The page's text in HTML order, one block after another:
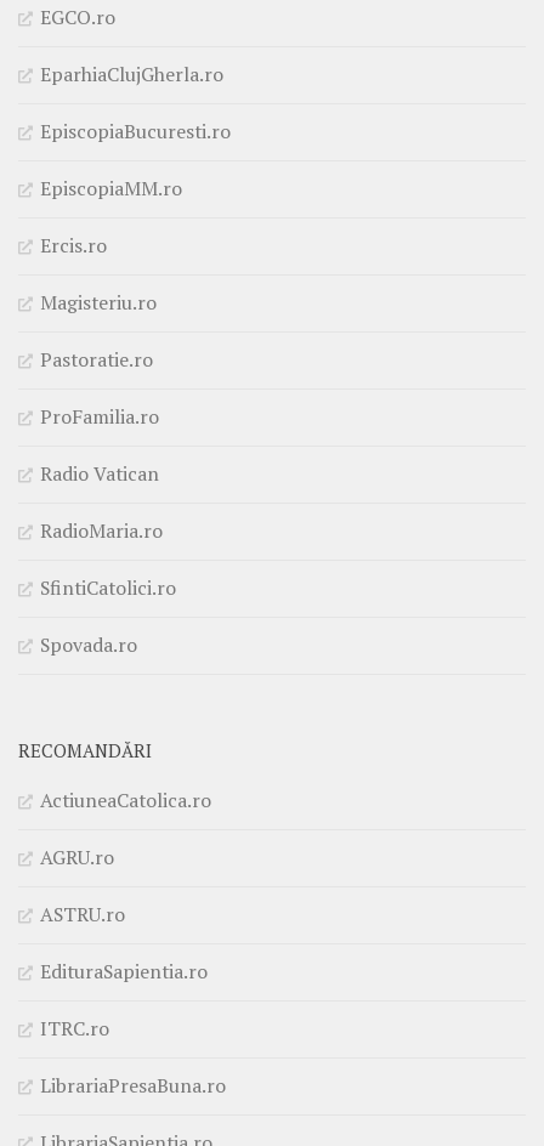
EGCO.ro
EparhiaClujGherla.ro
EpiscopiaBucuresti.ro
EpiscopiaMM.ro
Ercis.ro
Magisteriu.ro
Pastoratie.ro
ProFamilia.ro
Radio Vatican
RadioMaria.ro
SfintiCatolici.ro
Spovada.ro
RECOMANDĂRI
ActiuneaCatolica.ro
AGRU.ro
ASTRU.ro
EdituraSapientia.ro
ITRC.ro
LibrariaPresaBuna.ro